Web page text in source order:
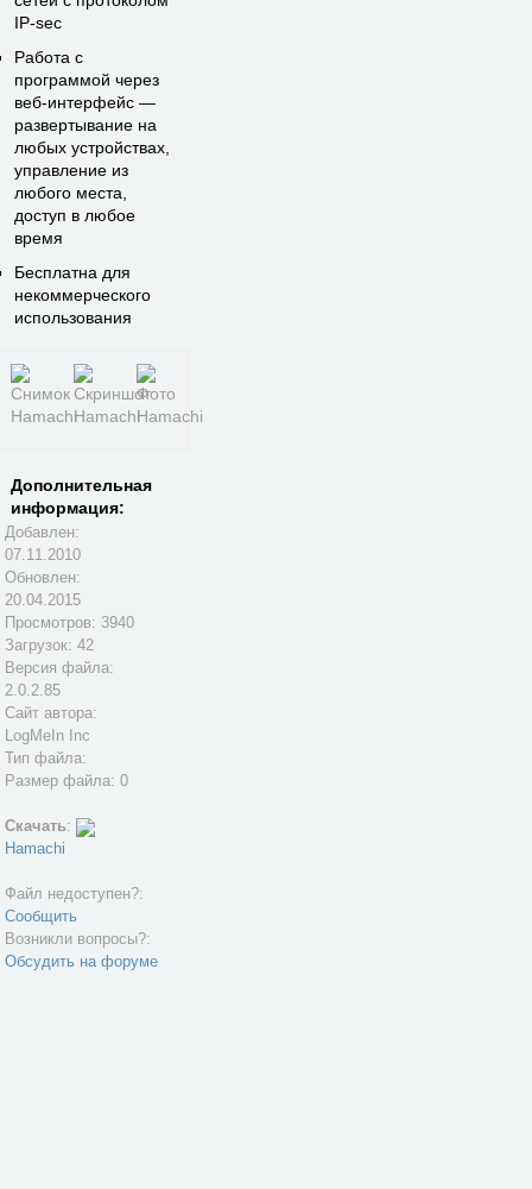
IP-sec
Работа с
программой через
веб-интерфейс —
развертывание на
любых устройствах,
управление из
любого места,
доступ в любое
время
Бесплатна для
некоммерческого
использования
Дополнительная
информация:
Добавлен:
07.11.2010
Обновлен:
20.04.2015
Просмотров: 3940
Загрузок: 42
Версия файла:
2.0.2.85
Сайт автора:
LogMeIn Inc
Тип файла:
Размер файла: 0
Скачать:
Hamachi
Файл недоступен?:
Сообщить
Возникли вопросы?:
Обсудить на форуме